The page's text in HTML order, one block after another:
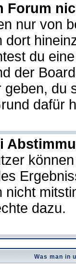
Forum
nur von
dort
du
der
du
dafür
nicht
dazu.
Was man in